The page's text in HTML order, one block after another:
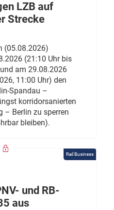
LZB auf
Strecke
(05.08.2026)
(21:10 Uhr bis
am 29.08.2026
11:00 Uhr) den
Spandau –
korridorsanierten
– Berlin zu sperren
bleiben).
Rail Business
und RB-
aus